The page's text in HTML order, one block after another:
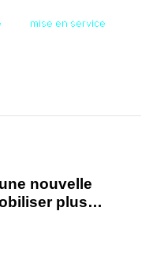
mise en service
nouvelle
plus…